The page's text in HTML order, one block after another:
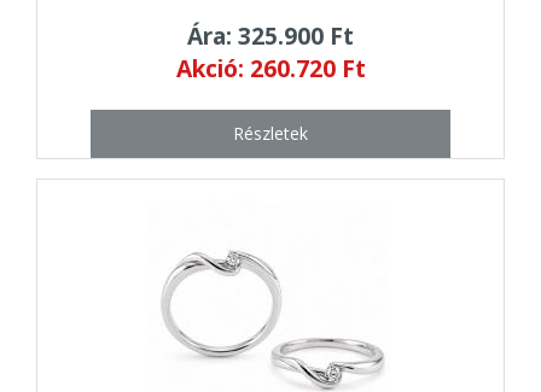
Ára: 325.900 Ft
Akció: 260.720 Ft
Részletek